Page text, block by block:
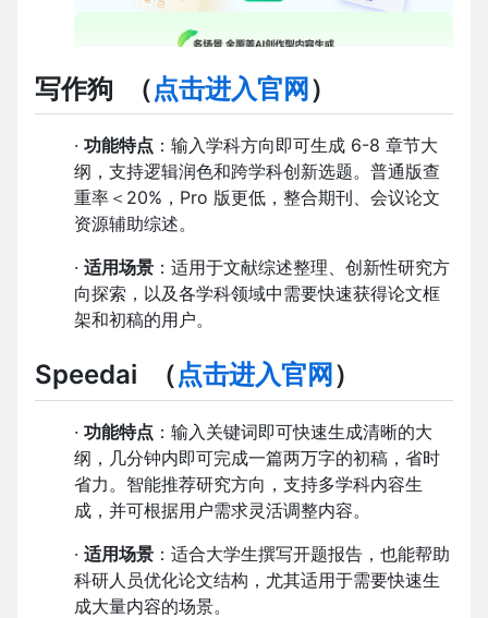
写作狗 （点击进入官网 ）
· 功能特点 ：输入学科方向即可生成 6-8 章节大
纲，支持逻辑润色和跨学科创新选题。普通版查
重率＜20%，Pro 版更低，整合期刊、会议论文
资源辅助综述。
· 适用场景 ：适用于文献综述整理、创新性研究方
向探索，以及各学科领域中需要快速获得论文框
架和初稿的用户。
Speedai （点击进入官网 ）
· 功能特点 ：输入关键词即可快速生成清晰的大
纲，几分钟内即可完成一篇两万字的初稿，省时
省力。智能推荐研究方向，支持多学科内容生
成，并可根据用户需求灵活调整内容。
· 适用场景 ：适合大学生撰写开题报告，也能帮助
科研人员优化论文结构，尤其适用于需要快速生
成大量内容的场景。